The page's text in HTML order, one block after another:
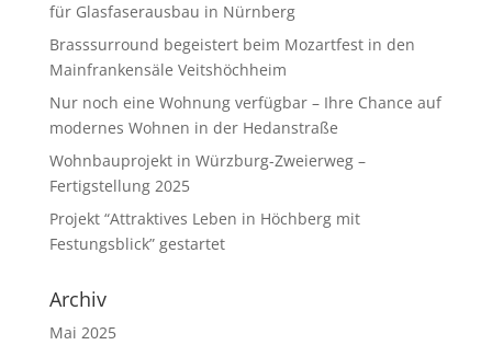
für Glasfaserausbau in Nürnberg
Brasssurround begeistert beim Mozartfest in den
Mainfrankensäle Veitshöchheim
Nur noch eine Wohnung verfügbar – Ihre Chance auf
modernes Wohnen in der Hedanstraße
Wohnbauprojekt in Würzburg-Zweierweg –
Fertigstellung 2025
Projekt “Attraktives Leben in Höchberg mit
Festungsblick” gestartet
Archiv
Mai 2025